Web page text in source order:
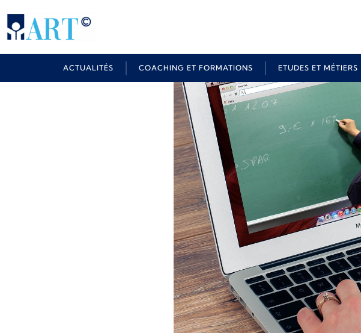
ACTUALITÉS COACHING ET FORMATIONS ETUDES ET MÉTIERS